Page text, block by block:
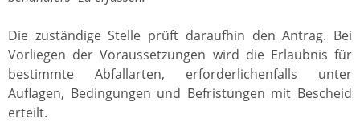
Die zuständige Stelle prüft daraufhin den Antrag. Bei
Vorliegen der Voraussetzungen wird die Erlaubnis für
bestimmte Abfallarten, erforderlichenfalls unter
Auflagen, Bedingungen und Befristungen mit Bescheid
erteilt.